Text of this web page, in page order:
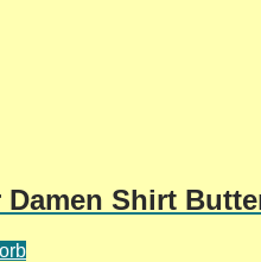
Shirt